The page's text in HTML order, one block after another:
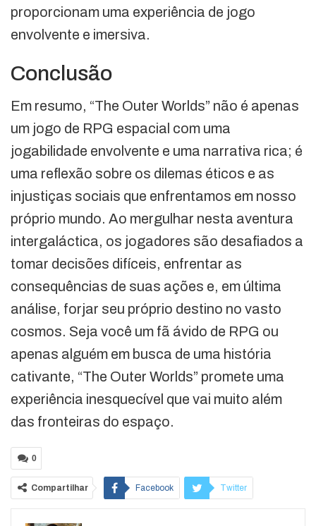
proporcionam uma experiência de jogo
envolvente e imersiva.
Conclusão
Em resumo, “The Outer Worlds” não é apenas
um jogo de RPG espacial com uma
jogabilidade envolvente e uma narrativa rica; é
uma reflexão sobre os dilemas éticos e as
injustiças sociais que enfrentamos em nosso
próprio mundo. Ao mergulhar nesta aventura
intergaláctica, os jogadores são desafiados a
tomar decisões difíceis, enfrentar as
consequências de suas ações e, em última
análise, forjar seu próprio destino no vasto
cosmos. Seja você um fã ávido de RPG ou
apenas alguém em busca de uma história
cativante, “The Outer Worlds” promete uma
experiência inesquecível que vai muito além
das fronteiras do espaço.
0
Compartilhar Facebook Twitter